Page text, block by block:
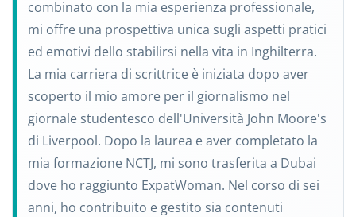
combinato con la mia esperienza professionale,
mi offre una prospettiva unica sugli aspetti pratici
ed emotivi dello stabilirsi nella vita in Inghilterra.
La mia carriera di scrittrice è iniziata dopo aver
scoperto il mio amore per il giornalismo nel
giornale studentesco dell'Università John Moore's
di Liverpool. Dopo la laurea e aver completato la
mia formazione NCTJ, mi sono trasferita a Dubai
dove ho raggiunto ExpatWoman. Nel corso di sei
anni, ho contribuito e gestito sia contenuti